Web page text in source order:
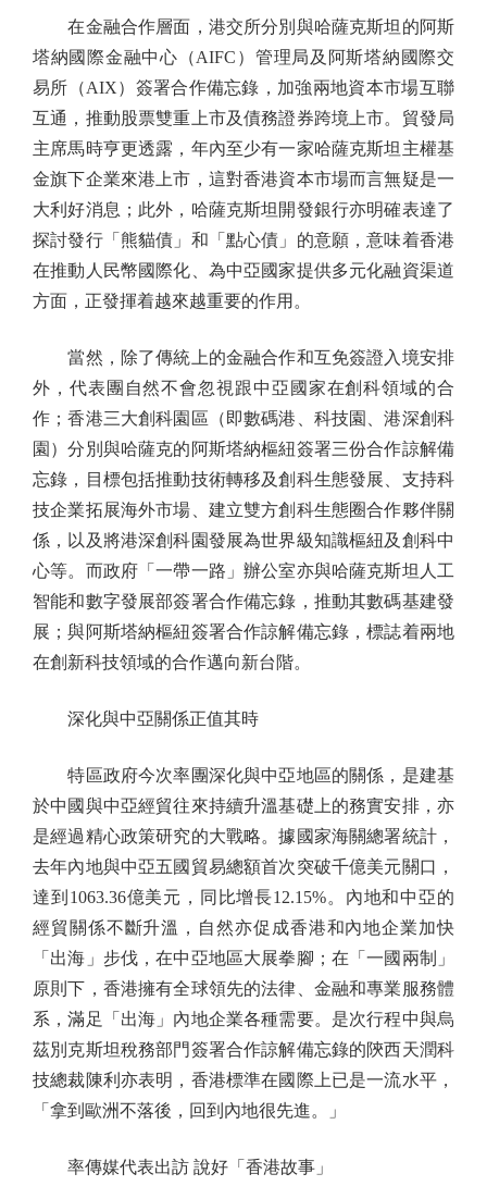
在金融合作層面，港交所分別與哈薩克斯坦的阿斯
塔納國際金融中心（AIFC）管理局及阿斯塔納國際交
易所（AIX）簽署合作備忘錄，加強兩地資本市場互聯
互通，推動股票雙重上市及債務證券跨境上市。貿發局
主席馬時亨更透露，年內至少有一家哈薩克斯坦主權基
金旗下企業來港上市，這對香港資本市場而言無疑是一
大利好消息；此外，哈薩克斯坦開發銀行亦明確表達了
探討發行「熊貓債」和「點心債」的意願，意味着香港
在推動人民幣國際化、為中亞國家提供多元化融資渠道
方面，正發揮着越來越重要的作用。
當然，除了傳統上的金融合作和互免簽證入境安排
外，代表團自然不會忽視跟中亞國家在創科領域的合
作；香港三大創科園區（即數碼港、科技園、港深創科
園）分別與哈薩克的阿斯塔納樞紐簽署三份合作諒解備
忘錄，目標包括推動技術轉移及創科生態發展、支持科
技企業拓展海外市場、建立雙方創科生態圈合作夥伴關
係，以及將港深創科園發展為世界級知識樞紐及創科中
心等。而政府「一帶一路」辦公室亦與哈薩克斯坦人工
智能和數字發展部簽署合作備忘錄，推動其數碼基建發
展；與阿斯塔納樞紐簽署合作諒解備忘錄，標誌着兩地
在創新科技領域的合作邁向新台階。
深化與中亞關係正值其時
特區政府今次率團深化與中亞地區的關係，是建基
於中國與中亞經貿往來持續升溫基礎上的務實安排，亦
是經過精心政策研究的大戰略。據國家海關總署統計，
去年內地與中亞五國貿易總額首次突破千億美元關口，
達到1063.36億美元，同比增長12.15%。內地和中亞的
經貿關係不斷升溫，自然亦促成香港和內地企業加快
「出海」步伐，在中亞地區大展拳腳；在「一國兩制」
原則下，香港擁有全球領先的法律、金融和專業服務體
系，滿足「出海」內地企業各種需要。是次行程中與烏
茲別克斯坦稅務部門簽署合作諒解備忘錄的陝西天潤科
技總裁陳利亦表明，香港標準在國際上已是一流水平，
「拿到歐洲不落後，回到內地很先進。」
率傳媒代表出訪 說好「香港故事」